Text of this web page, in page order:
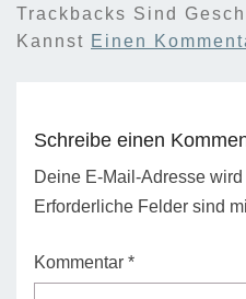
Trackbacks Sind
Kannst Einen
Schreibe einen
Deine E-Mail-Adresse
Erforderliche Felder sind
Kommentar *